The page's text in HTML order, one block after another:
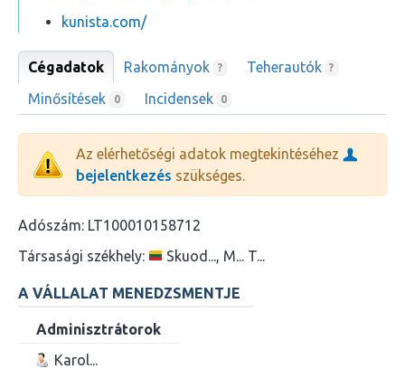
kunista.com/
Cégadatok Rakományok ? Teherautók ?
Minősítések 0 Incidensek 0
Az elérhetőségi adatok megtekintéséhez
bejelentkezés szükséges.
Adószám: LT100010158712
Társasági székhely:
Skuod..., M... T...
A VÁLLALAT MENEDZSMENTJE
Adminisztrátorok
Karol...